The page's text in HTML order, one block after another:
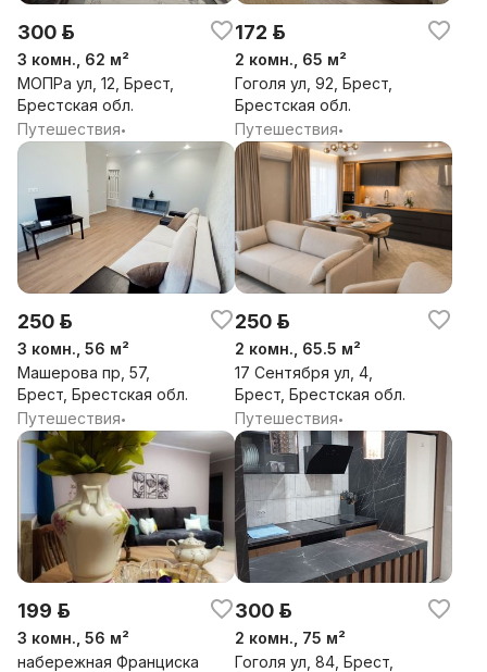
300 р.
3 комн., 62 м²
МОПРа ул, 12, Брест,
Брестская обл.
Путешествия•
172 р.
2 комн., 65 м²
Гоголя ул, 92, Брест,
Брестская обл.
Путешествия•
250 р.
3 комн., 56 м²
Машерова пр, 57,
Брест, Брестская обл.
Путешествия•
250 р.
2 комн., 65.5 м²
17 Сентября ул, 4,
Брест, Брестская обл.
Путешествия•
199 р.
3 комн., 56 м²
набережная Франциска
300 р.
2 комн., 75 м²
Гоголя ул, 84, Брест,